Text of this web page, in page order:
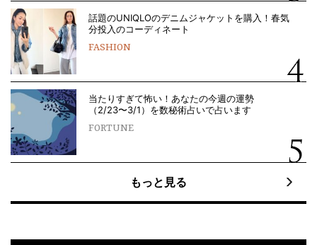
話題のUNIQLOのデニムジャケットを購入！春気
分投入のコーディネート
FASHION
当たりすぎて怖い！あなたの今週の運勢
（2/23〜3/1）を数秘術占いで占います
FORTUNE
もっと見る